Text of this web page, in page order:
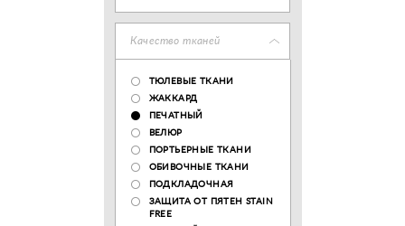
Качество тканей
ТЮЛЕВЫЕ ТКАНИ
ЖАККАРД
ПЕЧАТНЫЙ
ВЕЛЮР
ПОРТЬЕРНЫЕ ТКАНИ
ОБИВОЧНЫЕ ТКАНИ
ПОДКЛАДОЧНАЯ
ЗАЩИТА ОТ ПЯТЕН STAIN
FREE